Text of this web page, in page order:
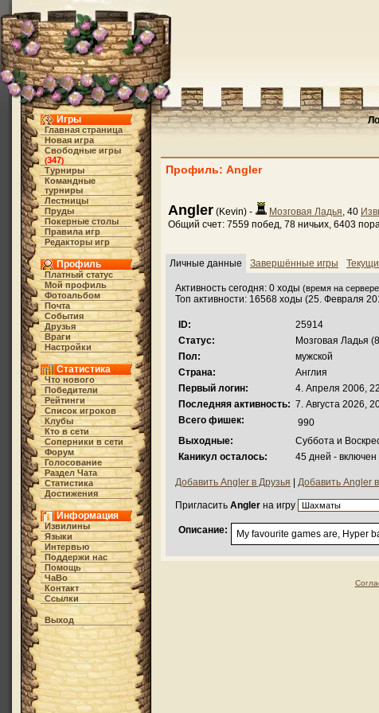
Игры
Главная страница
Новая игра
Свободные игры
(347)
Турниры
Командные
турниры
Лестницы
Пруды
Покерные столы
Правила игр
Редакторы игр
Профиль
Платный статус
Мой профиль
Фотоальбом
Почта
События
Друзья
Враги
Настройки
Статистика
Что нового
Победители
Рейтинги
Список игроков
Клубы
Кто в cети
Соперники в сети
Форум
Голосование
Раздел Чата
Статистика
Достижения
Информация
Извилины
Языки
Интервью
Поддержи нас
Помощь
ЧаВо
Контакт
Ссылки
Выход
Профиль: Angler
Angler (Kevin) - Мозговая Ладья, 40
Общий счет: 7559 побед, 78 ничьих, 6403
Личные данные Завершённые игры
Активность сегодня: 0 ходы (время на
Топ активности: 16568 ходы (25. Февраля
ID:
25914
Статус:
Мозговая Ладья
Пол:
мужской
Страна:
Англия
Первый логин:
4. Апреля 2006,
Последняя активность: 7. Августа 2026,
Всего фишек:
990
Выходные:
Суббота и
Каникул осталось:
45 дней - включен
Добавить Angler в Друзья Добавить Angler
Пригласить Angler на игру
Описание: My favourite games are, Hyper